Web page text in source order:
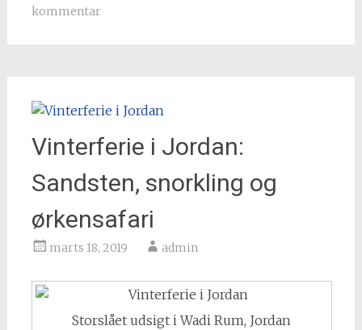
kommentar
Vinterferie i Jordan:
Sandsten, snorkling og
ørkensafari
marts 18, 2019 admin
Storslået udsigt i Wadi Rum, Jordan